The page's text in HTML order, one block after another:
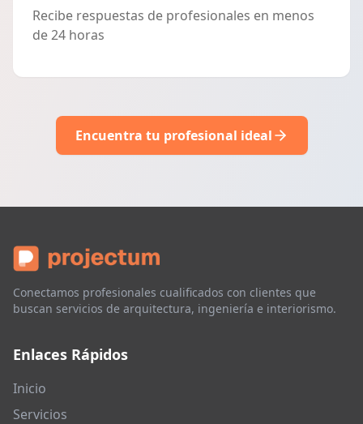
Recibe respuestas de profesionales en menos
de 24 horas
Encuentra tu profesional ideal
Conectamos profesionales cualificados con clientes que
buscan servicios de arquitectura, ingeniería e interiorismo.
Enlaces Rápidos
Inicio
Servicios